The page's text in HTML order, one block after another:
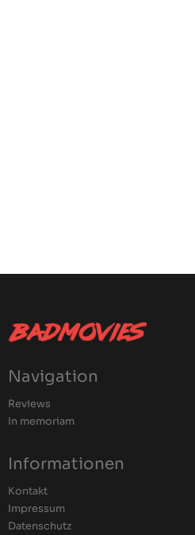
Navigation
Reviews
In memoriam
Informationen
Kontakt
Impressum
Datenschutz